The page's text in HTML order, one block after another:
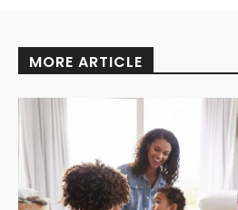
MORE ARTICLE